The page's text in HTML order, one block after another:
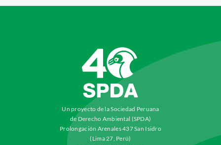
Un proyecto de la Sociedad Peruana
de Derecho Ambiental (SPDA)
Prolongación Arenales 437 San Isidro
(Lima 27, Perú)